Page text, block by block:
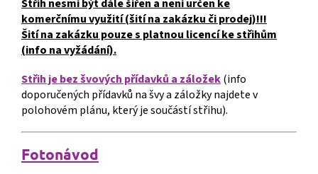
Střih nesmí být dále šířen a není určen ke
komerčnímu využití (šití na zakázku či prodej)!!!
Šití na zakázku pouze s platnou licencí ke střihům
(info na vyžádání).
Střih je bez švových přídavků a záložek(info
doporučených přídavků na švy a záložky najdete v
polohovém plánu, který je součástí střihu).
Fotonávod